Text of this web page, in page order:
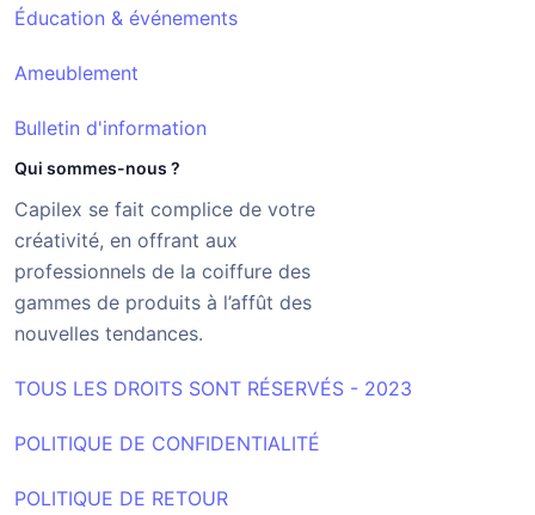
Éducation & événements
Ameublement
Bulletin d'information
Qui sommes-nous ?
Capilex se fait complice de votre
créativité, en offrant aux
professionnels de la coiffure des
gammes de produits à l’affût des
nouvelles tendances.
TOUS LES DROITS SONT RÉSERVÉS - 2023
POLITIQUE DE CONFIDENTIALITÉ
POLITIQUE DE RETOUR